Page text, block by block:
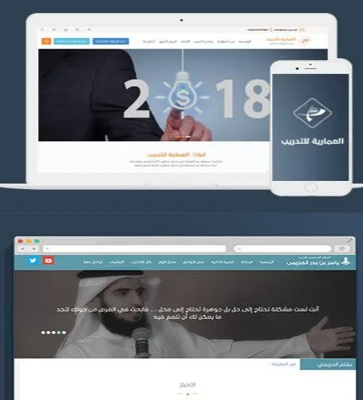
تصميم العمارية للتدريب
التفاصيل
موقع ياسر بن بدر الحزيمي
التفاصيل